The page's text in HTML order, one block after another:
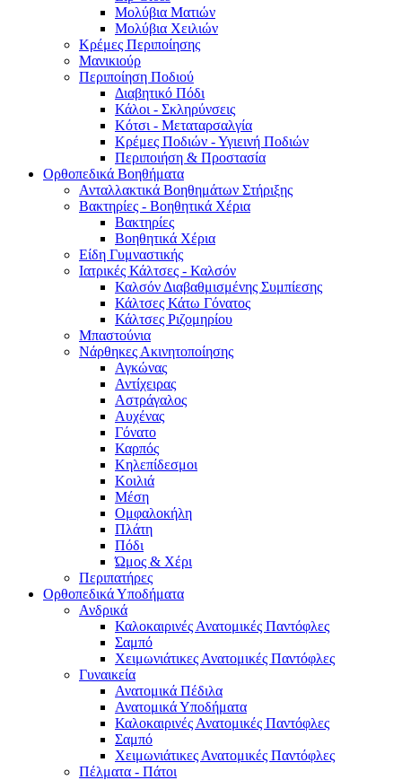
Μολύβια Ματιών
Μολύβια Χειλιών
Κρέμες Περιποίησης
Μανικιούρ
Περιποίηση Ποδιού
Διαβητικό Πόδι
Κάλοι - Σκληρύνσεις
Κότσι - Μεταταρσαλγία
Κρέμες Ποδιών - Υγιεινή Ποδιών
Περιποιήση & Προστασία
Ορθοπεδικά Βοηθήματα
Ανταλλακτικά Βοηθημάτων Στήριξης
Βακτηρίες - Βοηθητικά Χέρια
Βακτηρίες
Βοηθητικά Χέρια
Είδη Γυμναστικής
Ιατρικές Κάλτσες - Καλσόν
Καλσόν Διαβαθμισμένης Συμπίεσης
Κάλτσες Κάτω Γόνατος
Κάλτσες Ριζομηρίου
Μπαστούνια
Νάρθηκες Ακινητοποίησης
Αγκώνας
Αντίχειρας
Αστράγαλος
Αυχένας
Γόνατο
Καρπός
Κηλεπίδεσμοι
Κοιλιά
Μέση
Ομφαλοκήλη
Πλάτη
Πόδι
Ώμος & Χέρι
Περιπατήρες
Ορθοπεδικά Υποδήματα
Ανδρικά
Καλοκαιρινές Ανατομικές Παντόφλες
Σαμπό
Χειμωνιάτικες Ανατομικές Παντόφλες
Γυναικεία
Ανατομικά Πέδιλα
Ανατομικά Υποδήματα
Καλοκαιρινές Ανατομικές Παντόφλες
Σαμπό
Χειμωνιάτικες Ανατομικές Παντόφλες
Πέλματα - Πάτοι